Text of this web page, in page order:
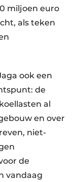
miljoen euro
als teken
ook een
de
al
en over
niet-
de
vandaag